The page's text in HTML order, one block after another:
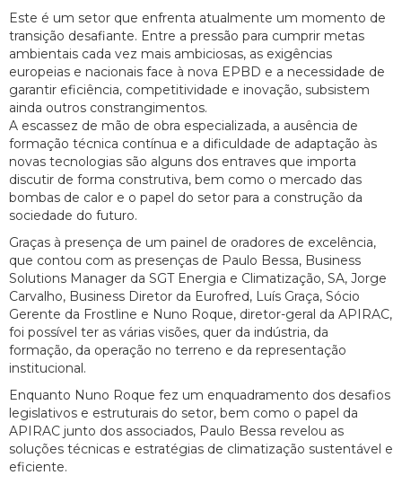
Este é um setor que enfrenta atualmente um momento de
transição desafiante. Entre a pressão para cumprir metas
ambientais cada vez mais ambiciosas, as exigências
europeias e nacionais face à nova EPBD e a necessidade de
garantir eficiência, competitividade e inovação, subsistem
ainda outros constrangimentos.
A escassez de mão de obra especializada, a ausência de
formação técnica contínua e a dificuldade de adaptação às
novas tecnologias são alguns dos entraves que importa
discutir de forma construtiva, bem como o mercado das
bombas de calor e o papel do setor para a construção da
sociedade do futuro.
Graças à presença de um painel de oradores de excelência,
que contou com as presenças de Paulo Bessa, Business
Solutions Manager da SGT Energia e Climatização, SA, Jorge
Carvalho, Business Diretor da Eurofred, Luís Graça, Sócio
Gerente da Frostline e Nuno Roque, diretor-geral da APIRAC,
foi possível ter as várias visões, quer da indústria, da
formação, da operação no terreno e da representação
institucional.
Enquanto Nuno Roque fez um enquadramento dos desafios
legislativos e estruturais do setor, bem como o papel da
APIRAC junto dos associados, Paulo Bessa revelou as
soluções técnicas e estratégias de climatização sustentável e
eficiente.